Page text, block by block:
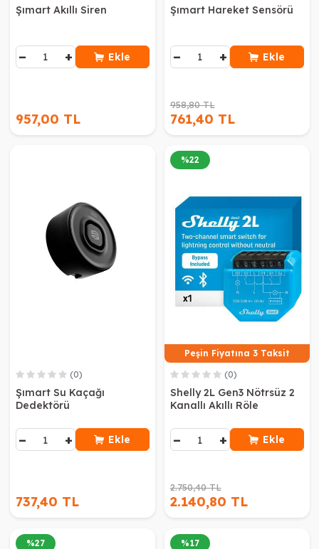
Şımart Akıllı Siren
− + Ekle
957,00 TL
Şımart Hareket Sensörü
− + Ekle
958,80 TL
761,40 TL
(0)
Şımart Su Kaçağı
Dedektörü
− + Ekle
737,40 TL
Peşin Fiyatına 3 Taksit
%22
(0)
Shelly 2L Gen3 Nötrsüz 2
Kanallı Akıllı Röle
− + Ekle
2.750,40 TL
2.140,80 TL
%27 %17